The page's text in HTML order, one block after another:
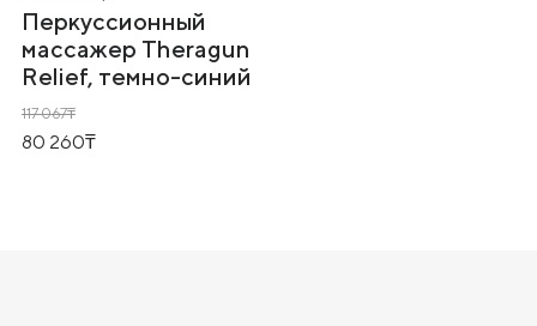
Перкуссионный
массажер Theragun
Relief, темно-синий
117 067
80 260